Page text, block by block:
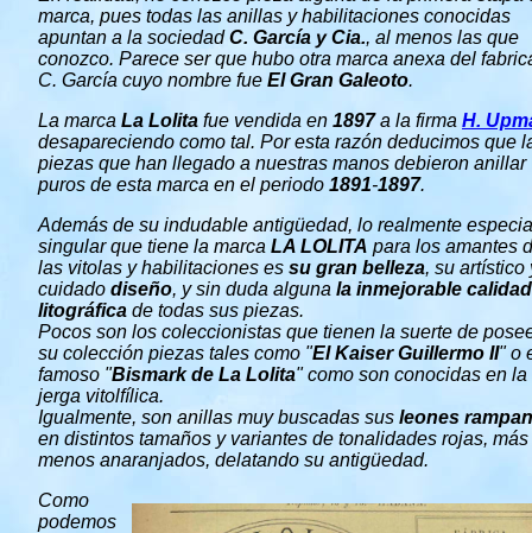
marca, pues todas las anillas y habilitaciones conocidas
apuntan a la sociedadC. García y Cia., al menos las que
conozco. Parece ser que hubo otra marca anexa del
C. García cuyo nombre fue El Gran Galeoto.
La marca La Lolita fue vendida en 1897a la firma H.
desapareciendo como tal. Por esta razón deducimos que
piezas que han llegado a nuestras manos debieron anillar
puros de esta marca en el periodo 1891-1897.
Además de su indudable antigüedad, lo realmente
singular que tiene la marca LA LOLITA para los amantes
las vitolas y habilitaciones es su gran belleza, su artístico
cuidado diseño, y sin duda alguna la inmejorable calidad
litográfica de todas sus piezas.
Pocos son los coleccionistas que tienen la suerte de
su colección piezas tales como "El Kaiser Guillermo II" o
famoso "Bismark de La Lolita" como son conocidas en la
jerga vitolfílica.
Igualmente, son anillas muy buscadas sus leones
en distintos tamaños y variantes de tonalidades rojas, más
menos anaranjados, delatando su antigüedad.
Como
podemos